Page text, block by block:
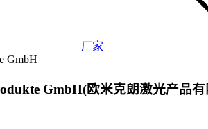
厂家
GmbH(欧米克朗激光产品